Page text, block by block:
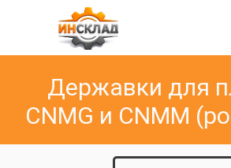
Державки для
CNMG и CNMM